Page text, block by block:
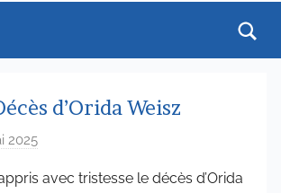
d’Orida Weisz
2025
avec tristesse le décès d’Orida